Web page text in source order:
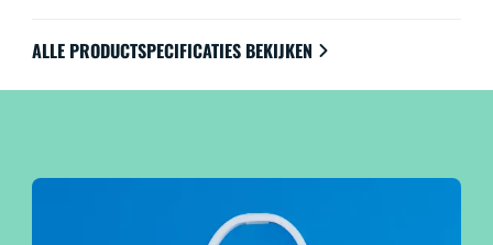
ALLE PRODUCTSPECIFICATIES BEKIJKEN